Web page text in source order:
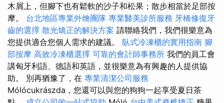
木屑上，但腳下也有鬆軟的沙子和松果；散步相當於足部按
摩。 台北地區專業外燴團隊 專業醫美診所服務 牙橋修復牙
齒的選擇 散光矯正的解決方案 請聯絡我們，我們很樂意為
您提供適合您個人需求的建議。 臥式冷凍櫃的實用指南 腳
部按摩 高效冷凍櫃選擇 可靠的會計師事務所 我們的員工會
講匈牙利語、德語和英語，並很樂意為有興趣的人提供協
助。 別再猶豫了，在 專業清潔公司服務
Mólócukrászda，您還可以與您的狗狗一起享受夏日茶